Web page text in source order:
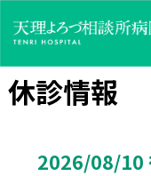
休診情報
2026/08/10